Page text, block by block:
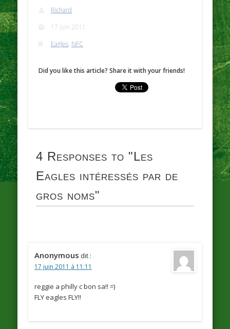
Richard
17 juin 2011
Eagles, NFC
Did you like this article? Share it with your friends!
4 Responses to "Les
Eagles intéressés par de
gros noms"
Anonymous dit :
17 juin 2011 à 11:11
reggie a philly c bon sa!! =)
FLY eagles FLY!!